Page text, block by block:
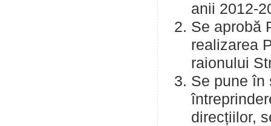
anii 2012-
Se aprobă
realizarea
raionului
Se pune în
direcțiilor,